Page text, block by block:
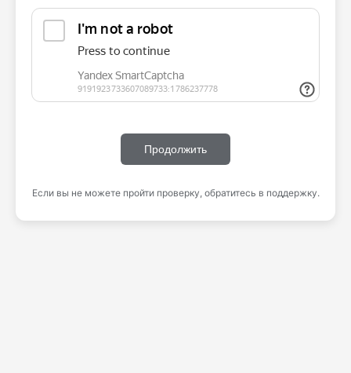
Продолжить
Если вы не можете пройти проверку, обратитесь в поддержку.